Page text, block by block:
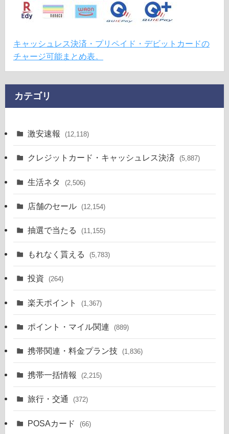
キャッシュレス決済・プリペイド・デビットカードの
チャージ可能まとめ表。
カテゴリ
激安速報 (12,118)
クレジットカード・キャッシュレス決済 (5,887)
生活ネタ (2,506)
店舗のセール (12,154)
抽選で当たる (11,155)
もれなく貰える (5,783)
投資 (264)
楽天ポイント (1,367)
ポイント・マイル関連 (889)
携帯関連・料金プラン技 (1,836)
携帯一括情報 (2,215)
旅行・交通 (372)
POSAカード (66)